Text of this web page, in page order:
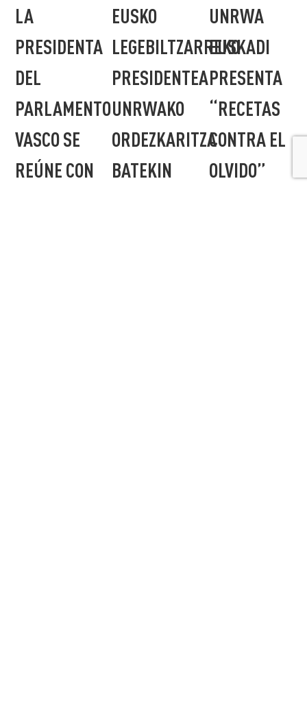
LA
PRESIDENTA
DEL
PARLAMENTO
VASCO SE
REÚNE CON
EUSKO
LEGEBILTZARREKO
PRESIDENTEA
UNRWAKO
ORDEZKARITZA
BATEKIN
UNRWA
EUSKADI
PRESENTA
“RECETAS
CONTRA EL
OLVIDO”